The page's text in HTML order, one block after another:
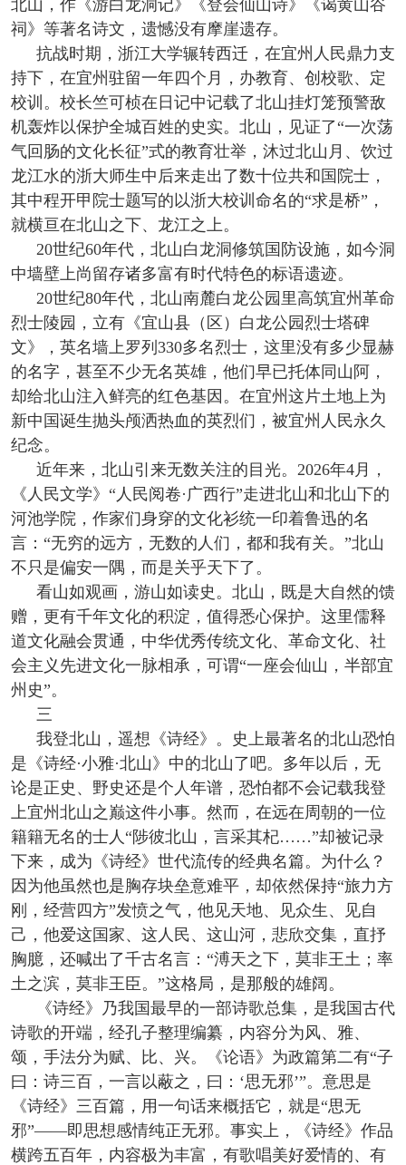
北山，作《游白龙洞记》《登会仙山诗》《谒黄山谷
祠》等著名诗文，遗憾没有摩崖遗存。
抗战时期，浙江大学辗转西迁，在宜州人民鼎力支
持下，在宜州驻留一年四个月，办教育、创校歌、定
校训。校长竺可桢在日记中记载了北山挂灯笼预警敌
机轰炸以保护全城百姓的史实。北山，见证了“一次荡
气回肠的文化长征”式的教育壮举，沐过北山月、饮过
龙江水的浙大师生中后来走出了数十位共和国院士，
其中程开甲院士题写的以浙大校训命名的“求是桥”，
就横亘在北山之下、龙江之上。
20世纪60年代，北山白龙洞修筑国防设施，如今洞
中墙壁上尚留存诸多富有时代特色的标语遗迹。
20世纪80年代，北山南麓白龙公园里高筑宜州革命
烈士陵园，立有《宜山县（区）白龙公园烈士塔碑
文》，英名墙上罗列330多名烈士，这里没有多少显赫
的名字，甚至不少无名英雄，他们早已托体同山阿，
却给北山注入鲜亮的红色基因。在宜州这片土地上为
新中国诞生抛头颅洒热血的英烈们，被宜州人民永久
纪念。
近年来，北山引来无数关注的目光。2026年4月，
《人民文学》“人民阅卷·广西行”走进北山和北山下的
河池学院，作家们身穿的文化衫统一印着鲁迅的名
言：“无穷的远方，无数的人们，都和我有关。”北山
不只是偏安一隅，而是关乎天下了。
看山如观画，游山如读史。北山，既是大自然的馈
赠，更有千年文化的积淀，值得悉心保护。这里儒释
道文化融会贯通，中华优秀传统文化、革命文化、社
会主义先进文化一脉相承，可谓“一座会仙山，半部宜
州史”。
三
我登北山，遥想《诗经》。史上最著名的北山恐怕
是《诗经·小雅·北山》中的北山了吧。多年以后，无
论是正史、野史还是个人年谱，恐怕都不会记载我登
上宜州北山之巅这件小事。然而，在远在周朝的一位
籍籍无名的士人“陟彼北山，言采其杞……”却被记录
下来，成为《诗经》世代流传的经典名篇。为什么？
因为他虽然也是胸存块垒意难平，却依然保持“旅力方
刚，经营四方”发愤之气，他见天地、见众生、见自
己，他爱这国家、这人民、这山河，悲欣交集，直抒
胸臆，还喊出了千古名言：“溥天之下，莫非王土；率
土之滨，莫非王臣。”这格局，是那般的雄阔。
《诗经》乃我国最早的一部诗歌总集，是我国古代
诗歌的开端，经孔子整理编纂，内容分为风、雅、
颂，手法分为赋、比、兴。《论语》为政篇第二有“子
曰：诗三百，一言以蔽之，曰：‘思无邪’”。意思是
《诗经》三百篇，用一句话来概括它，就是“思无
邪”——即思想感情纯正无邪。事实上，《诗经》作品
横跨五百年，内容极为丰富，有歌唱美好爱情的、有